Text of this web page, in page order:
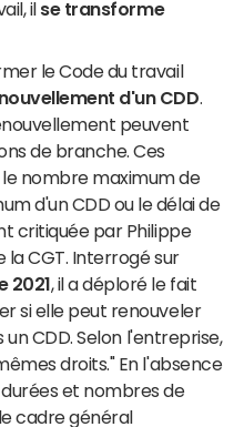
il se transforme
le Code du travail
d'un CDD
peuvent
de branche. Ces
nombre maximum de
d'un CDD ou le délai de
critiquée par Philippe
la CGT. Interrogé sur
2021 , il a déploré le fait
si elle peut renouveler
CDD. Selon l'entreprise,
droits." En l'absence
et nombres de
cadre général